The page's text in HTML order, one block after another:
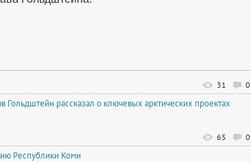
0
31
Гольдштейн рассказал о ключевых арктических проектах
0
65
Республики Коми